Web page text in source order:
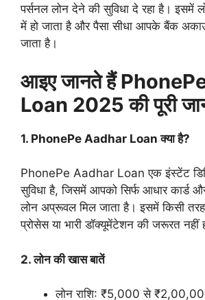
पर्सनल लोन देने की सुविधा दे रहा है। इसमें
में हो जाता है और पैसा सीधा आपके बैंक
जाता है।
आइए जानते हैं
Loan 2025 की पूरी
1. PhonePe Aadhar Loan क्या है?
PhonePe Aadhar Loan एक इंस्टेंट
सुविधा है, जिसमें आपको सिर्फ आधार कार्ड
लोन अप्रूवल मिल जाता है। इसमें किसी
प्रोसेस या भारी डॉक्यूमेंटेशन की जरूरत नहीं
2. लोन की खास बातें
लोन राशि: ₹5,000 से